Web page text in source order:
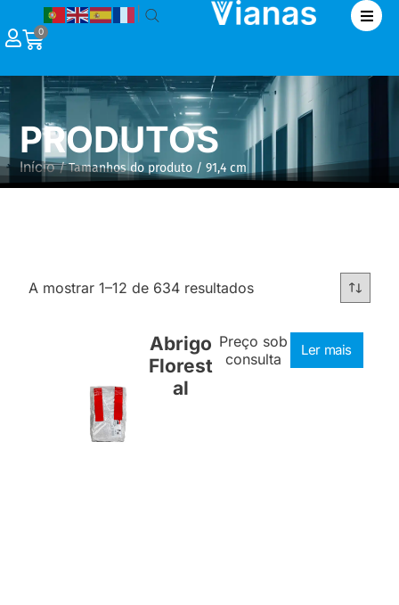
0
PRODUTOS
Início/ Tamanhos do produto / 91,4 cm
A mostrar 1–12 de 634 resultados
Abrigo
Florest
al
Preço sob
consulta
Ler mais